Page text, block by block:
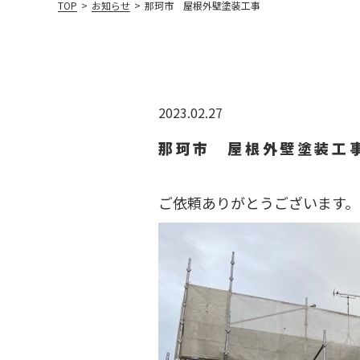
TOP > お知らせ > 那珂市 屋根外壁塗装工事
2023.02.27
那珂市 屋根外壁塗装工
ご依頼ありがとうございます。